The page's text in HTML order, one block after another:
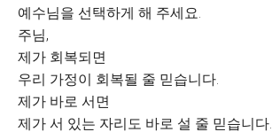
예수님을 선택하게 해 주세요.
주님,
제가 회복되면
우리 가정이 회복될 줄 믿습니다.
제가 바로 서면
제가 서 있는 자리도 바로 설 줄 믿습니다.